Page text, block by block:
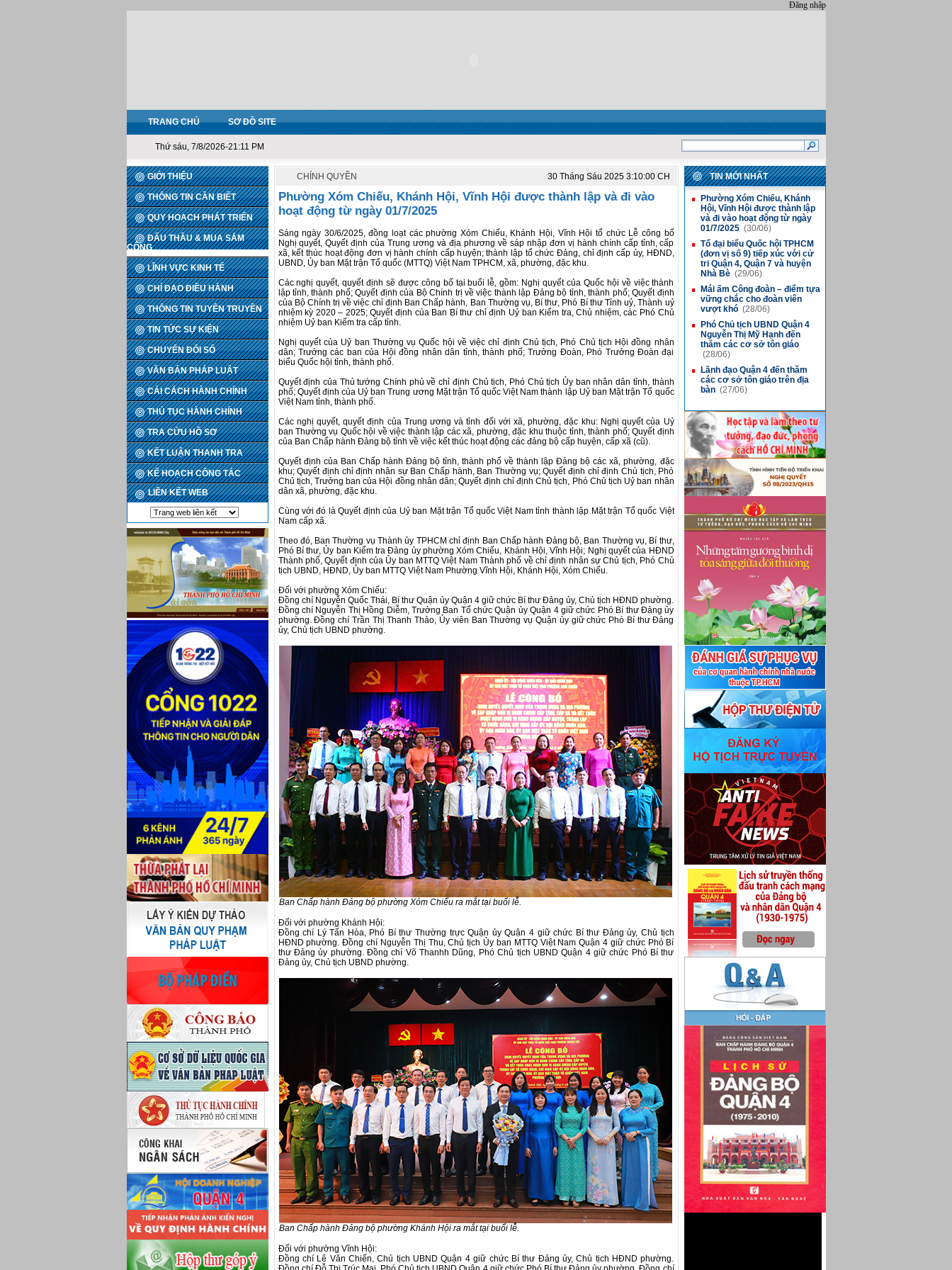
Đăng nhập
TRANG CHỦ SƠ ĐỒ SITE
Thứ sáu, 7/8/2026-21:11 PM
GIỚI THIỆU
THÔNG TIN CẦN BIẾT
QUY HOẠCH PHÁT TRIỂN
ĐẤU THẦU & MUA SẮM
CÔNG
LĨNH VỰC KINH TẾ
CHỈ ĐẠO ĐIỀU HÀNH
THÔNG TIN TUYÊN TRUYỀN
TIN TỨC SỰ KIỆN
CHUYỂN ĐỔI SỐ
VĂN BẢN PHÁP LUẬT
CẢI CÁCH HÀNH CHÍNH
THỦ TỤC HÀNH CHÍNH
TRA CỨU HỒ SƠ
KẾT LUẬN THANH TRA
KẾ HOẠCH CÔNG TÁC
LIÊN KẾT WEB
CHÍNH QUYỀN 30 Tháng Sáu 2025 3:10:00 CH
Phường Xóm Chiếu, Khánh Hội, Vĩnh Hội được thành lập và đi vào
hoạt động từ ngày 01/7/2025
Sáng ngày 30/6/2025, đồng loạt các phường Xóm Chiếu, Khánh Hội, Vĩnh Hội tổ chức Lễ công bố
Nghị quyết, Quyết định của Trung ương và địa phương về sáp nhập đơn vị hành chính cấp tỉnh, cấp
xã, kết thúc hoạt động đơn vị hành chính cấp huyện; thành lập tổ chức Đảng, chỉ định cấp ủy, HĐND,
UBND, Ủy ban Mặt trận Tổ quốc (MTTQ) Việt Nam TPHCM, xã, phường, đặc khu.
Các nghị quyết, quyết định sẽ được công bố tại buổi lễ, gồm: Nghị quyết của Quốc hội về việc thành
lập tỉnh, thành phố; Quyết định của Bộ Chính trị về việc thành lập Đảng bộ tỉnh, thành phố; Quyết định
của Bộ Chính trị về việc chỉ định Ban Chấp hành, Ban Thường vụ, Bí thư, Phó Bí thư Tỉnh uỷ, Thành uỷ
nhiệm kỳ 2020 – 2025; Quyết định của Ban Bí thư chỉ định Uỷ ban Kiểm tra, Chủ nhiệm, các Phó Chủ
nhiệm Uỷ ban Kiểm tra cấp tỉnh.
Nghị quyết của Uỷ ban Thường vụ Quốc hội về việc chỉ định Chủ tịch, Phó Chủ tịch Hội đồng nhân
dân; Trưởng các ban của Hội đồng nhân dân tỉnh, thành phố; Trưởng Đoàn, Phó Trưởng Đoàn đại
biểu Quốc hội tỉnh, thành phố.
Quyết định của Thủ tướng Chính phủ về chỉ định Chủ tịch, Phó Chủ tịch Ủy ban nhân dân tỉnh, thành
phố; Quyết định của Uỷ ban Trung ương Mặt trận Tổ quốc Việt Nam thành lập Uỷ ban Mặt trận Tổ quốc
Việt Nam tỉnh, thành phố.
Các nghị quyết, quyết định của Trung ương và tỉnh đối với xã, phường, đặc khu: Nghị quyết của Uỷ
ban Thường vụ Quốc hội về việc thành lập các xã, phường, đặc khu thuộc tỉnh, thành phố; Quyết định
của Ban Chấp hành Đảng bộ tỉnh về việc kết thúc hoạt động các đảng bộ cấp huyện, cấp xã (cũ).
Quyết định của Ban Chấp hành Đảng bộ tỉnh, thành phố về thành lập Đảng bộ các xã, phường, đặc
khu; Quyết định chỉ định nhân sự Ban Chấp hành, Ban Thường vụ; Quyết định chỉ định Chủ tịch, Phó
Chủ tịch, Trưởng ban của Hội đồng nhân dân; Quyết định chỉ định Chủ tịch, Phó Chủ tịch Uỷ ban nhân
dân xã, phường, đặc khu.
Cùng với đó là Quyết định của Uỷ ban Mặt trận Tổ quốc Việt Nam tỉnh thành lập Mặt trận Tổ quốc Việt
Nam cấp xã.
Theo đó, Ban Thường vụ Thành ủy TPHCM chỉ định Ban Chấp hành Đảng bộ, Ban Thường vụ, Bí thư,
Phó Bí thư, Ủy ban Kiểm tra Đảng ủy phường Xóm Chiếu, Khánh Hội, Vĩnh Hội; Nghị quyết của HĐND
Thành phố, Quyết định của Ủy ban MTTQ Việt Nam Thành phố về chỉ định nhân sự Chủ tịch, Phó Chủ
tịch UBND, HĐND, Ủy ban MTTQ Việt Nam Phường Vĩnh Hội, Khánh Hội, Xóm Chiếu.
Đối với phường Xóm Chiếu:
Đồng chí Nguyễn Quốc Thái, Bí thư Quận ủy Quận 4 giữ chức Bí thư Đảng ủy, Chủ tịch HĐND phường.
Đồng chí Nguyễn Thị Hồng Diễm, Trưởng Ban Tổ chức Quận ủy Quận 4 giữ chức Phó Bí thư Đảng ủy
phường. Đồng chí Trần Thị Thanh Thảo, Ủy viên Ban Thường vụ Quận ủy giữ chức Phó Bí thư Đảng
ủy, Chủ tịch UBND phường.
Ban Chấp hành Đảng bộ phường Xóm Chiếu ra mắt tại buổi lễ.
Đối với phường Khánh Hội:
Đồng chí Lý Tấn Hòa, Phó Bí thư Thường trực Quận ủy Quận 4 giữ chức Bí thư Đảng ủy, Chủ tịch
HĐND phường. Đồng chí Nguyễn Thị Thu, Chủ tịch Ủy ban MTTQ Việt Nam Quận 4 giữ chức Phó Bí
thư Đảng ủy phường. Đồng chí Võ Thanhh Dũng, Phó Chủ tịch UBND Quận 4 giữ chức Phó Bí thư
Đảng ủy, Chủ tịch UBND phường.
Ban Chấp hành Đảng bộ phường Khánh Hội ra mắt tại buổi lễ.
Đối với phường Vĩnh Hội:
Đồng chí Lê Văn Chiến, Chủ tịch UBND Quận 4 giữ chức Bí thư Đảng ủy, Chủ tịch HĐND phường.
TIN MỚI NHẤT
■
Phường Xóm Chiếu, Khánh
Hội, Vĩnh Hội được thành lập
và đi vào hoạt động từ ngày
01/7/2025 (30/06)
■ Tổ đại biểu Quốc hội TPHCM
(đơn vị số 9) tiếp xúc với cử
tri Quận 4, Quận 7 và huyện
Nhà Bè (29/06)
■
Mái ấm Công đoàn – điểm tựa
vững chắc cho đoàn viên
vượt khó (28/06)
■
Phó Chủ tịch UBND Quận 4
Nguyễn Thị Mỹ Hạnh đến
thăm các cơ sở tôn giáo
(28/06)
■
Lãnh đạo Quận 4 đến thăm
các cơ sở tôn giáo trên địa
bàn (27/06)